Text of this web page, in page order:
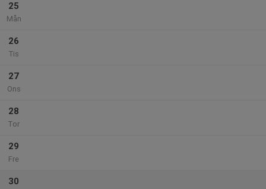
25
Mån
26
Tis
27
Ons
28
Tor
29
Fre
30